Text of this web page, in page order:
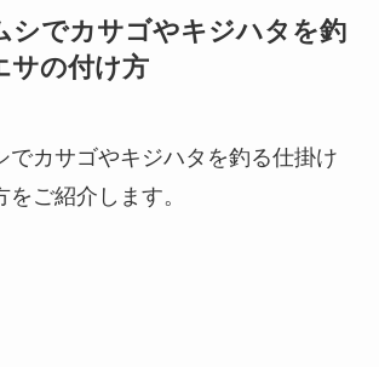
シでカサゴやキジハタを釣
サの付け方
でカサゴやキジハタを釣る仕掛け
ご紹介します。